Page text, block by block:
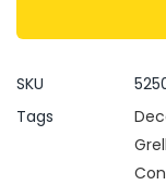
SKU
Tags